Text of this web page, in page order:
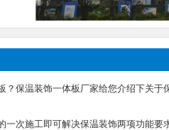
保温装饰一体板厂家给您介绍下关于
次施工即可解决保温装饰两项功能要